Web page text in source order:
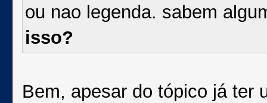
ou nao legenda. sabem
isso?
Bem, apesar do tópico já ter